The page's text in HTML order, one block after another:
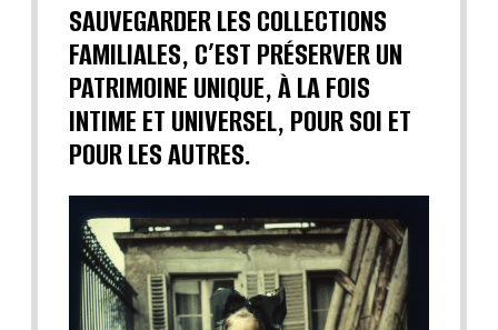
SAUVEGARDER LES COLLECTIONS
FAMILIALES, C’EST PRÉSERVER UN
PATRIMOINE UNIQUE, À LA FOIS
INTIME ET UNIVERSEL, POUR SOI ET
POUR LES AUTRES.